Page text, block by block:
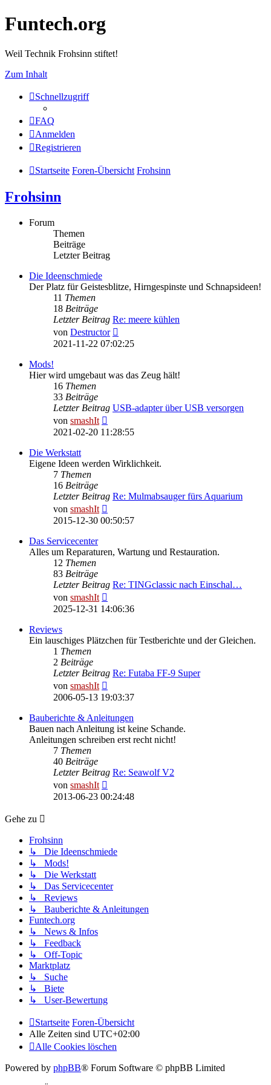
Funtech.org
Weil Technik Frohsinn stiftet!
Zum Inhalt
Schnellzugriff
FAQ
Anmelden
Registrieren
Startseite Foren-Übersicht Frohsinn
Frohsinn
Forum
Themen
Beiträge
Letzter Beitrag
Die Ideenschmiede
Der Platz für Geistesblitze, Hirngespinste und Schnapsideen!
11 Themen
18 Beiträge
Letzter Beitrag Re: meere kühlen
von Destructor
Beitrag
2021-11-22 07:02:25
Mods!
Hier wird umgebaut was das Zeug hält!
16 Themen
33 Beiträge
Letzter Beitrag USB-adapter über USB versorgen
von smashIt
Beitrag
2021-02-20 11:28:55
Die Werkstatt
Eigene Ideen werden Wirklichkeit.
7 Themen
16 Beiträge
Letzter Beitrag Re: Mulmabsauger fürs Aquarium
von smashIt
Beitrag
2015-12-30 00:50:57
Das Servicecenter
Alles um Reparaturen, Wartung und Restauration.
12 Themen
83 Beiträge
Letzter Beitrag Re: TINGclassic nach Einschal…
von smashIt
Beitrag
2025-12-31 14:06:36
Reviews
Ein lauschiges Plätzchen für Testberichte und der Gleichen.
1 Themen
2 Beiträge
Letzter Beitrag Re: Futaba FF-9 Super
von smashIt
Beitrag
2006-05-13 19:03:37
Bauberichte & Anleitungen
Bauen nach Anleitung ist keine Schande.
Anleitungen schreiben erst recht nicht!
7 Themen
40 Beiträge
Letzter Beitrag Re: Seawolf V2
von smashIt
Beitrag
2013-06-23 00:24:48
Gehe zu
Frohsinn
↳ Die Ideenschmiede
↳ Mods!
↳ Die Werkstatt
↳ Das Servicecenter
↳ Reviews
↳ Bauberichte & Anleitungen
Funtech.org
↳ News & Infos
↳ Feedback
↳ Off-Topic
Marktplatz
↳ Suche
↳ Biete
↳ User-Bewertung
Startseite Foren-Übersicht
Alle Zeiten sind UTC+02:00
Alle Cookies löschen
Powered by phpBB® Forum Software © phpBB Limited